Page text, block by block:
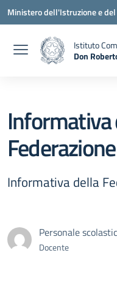
Vai ai contenuti
Vai al menu di navigazione
Vai al footer
Ministero dell'Istruzione e
Istituto
Don
Informativa
Informativa della
Personale
Docente